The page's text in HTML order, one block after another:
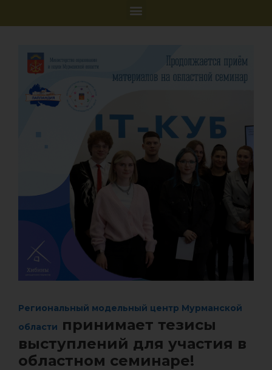
Региональный модельный центр Мурманской
области принимает тезисы
выступлений для участия в
областном семинаре!